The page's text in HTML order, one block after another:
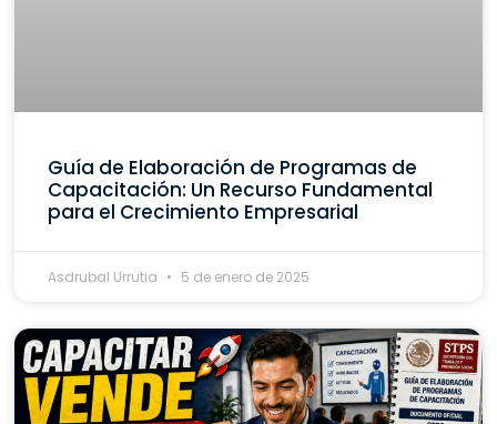
Guía de Elaboración de Programas de
Capacitación: Un Recurso Fundamental
para el Crecimiento Empresarial
Asdrubal Urrutia 5 de enero de 2025